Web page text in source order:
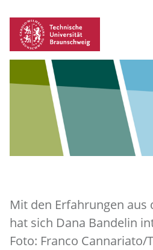
Mit den Erfahrungen aus
hat sich Dana Bandelin
Foto: Franco Cannariato/